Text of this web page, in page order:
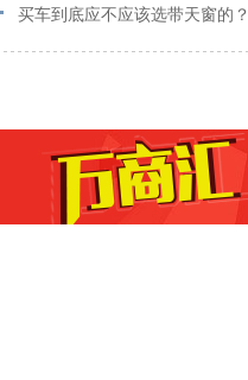
买车到底应不应该选带天窗的？